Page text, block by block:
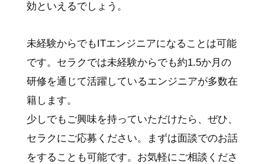
効といえるでしょう。
未経験からでもITエンジニアになることは可能
です。セラクでは未経験からでも約1.5か月の
研修を通じて活躍しているエンジニアが多数在
籍します。
少しでもご興味を持っていただけたら、ぜひ、
セラクにご応募ください。まずは面談でのお話
をすることも可能です。お気軽にご相談くださ